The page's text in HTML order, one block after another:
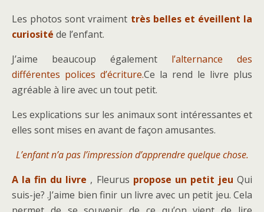
Les photos sont vraiment très belles et éveillent la
curiosité de l’enfant.
J’aime beaucoup également l’alternance des
différentes polices d’écriture.Ce la rend le livre plus
agréable à lire avec un tout petit.
Les explications sur les animaux sont intéressantes et
elles sont mises en avant de façon amusantes.
L’enfant n’a pas l’impression d’apprendre quelque chose.
A la fin du livre , Fleurus propose un petit jeu Qui
suis-je? .J’aime bien finir un livre avec un petit jeu. Cela